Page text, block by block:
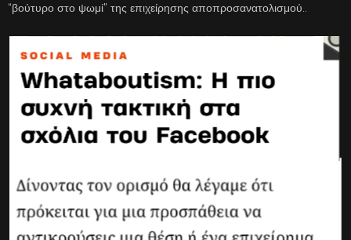
“βούτυρο στο ψωμί” της επιχείρησης αποπροσανατολισμού..